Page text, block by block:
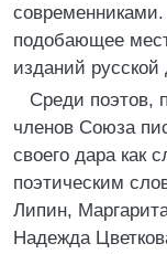
подобающее
изданий русской
Среди поэтов,
членов Союза
своего дара как
поэтическим
Липин,
Надежда